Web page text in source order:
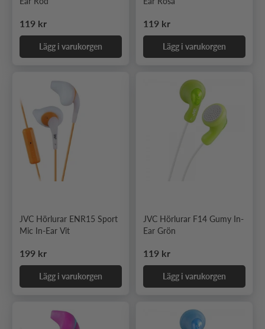
Ordinarie pris
119 kr
Lägg i varukorgen
Ordinarie pris
119 kr
Lägg i varukorgen
JVC Hörlurar ENR15 Sport
Mic In-Ear Vit
Ordinarie pris
199 kr
Lägg i varukorgen
JVC Hörlurar F14 Gumy In-
Ear Grön
Ordinarie pris
119 kr
Lägg i varukorgen